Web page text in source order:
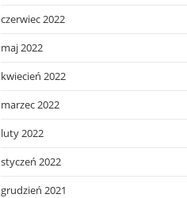
czerwiec 2022
maj 2022
kwiecień 2022
marzec 2022
luty 2022
styczeń 2022
grudzień 2021